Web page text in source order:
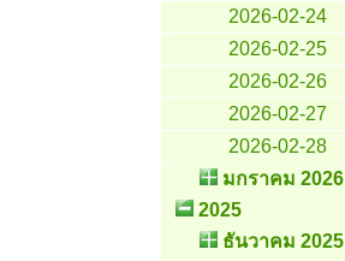
2026-02-24
2026-02-25
2026-02-26
2026-02-27
2026-02-28
มกราคม 2026
2025
ธันวาคม 2025